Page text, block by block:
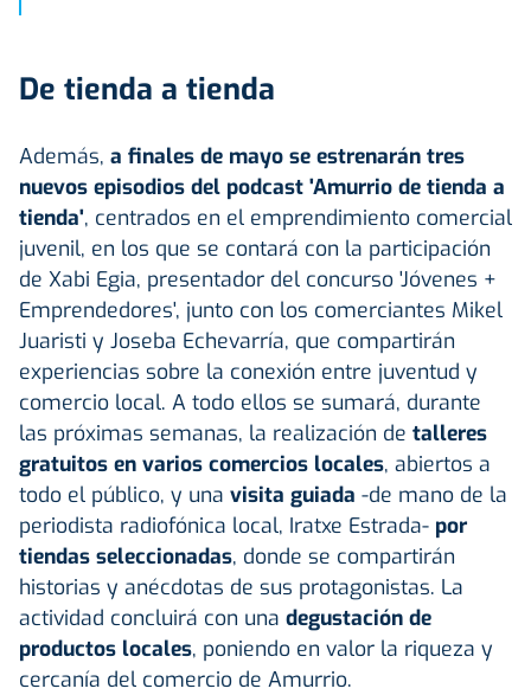
De tienda a tienda
Además, a finales de mayo se estrenarán tres
nuevos episodios del podcast 'Amurrio de tienda a
tienda', centrados en el emprendimiento comercial
juvenil, en los que se contará con la participación
de Xabi Egia, presentador del concurso 'Jóvenes +
Emprendedores', junto con los comerciantes Mikel
Juaristi y Joseba Echevarría, que compartirán
experiencias sobre la conexión entre juventud y
comercio local. A todo ellos se sumará, durante
las próximas semanas, la realización de talleres
gratuitos en varios comercios locales, abiertos a
todo el público, y una visita guiada -de mano de la
periodista radiofónica local, Iratxe Estrada- por
tiendas seleccionadas, donde se compartirán
historias y anécdotas de sus protagonistas. La
actividad concluirá con una degustación de
productos locales, poniendo en valor la riqueza y
cercanía del comercio de Amurrio.